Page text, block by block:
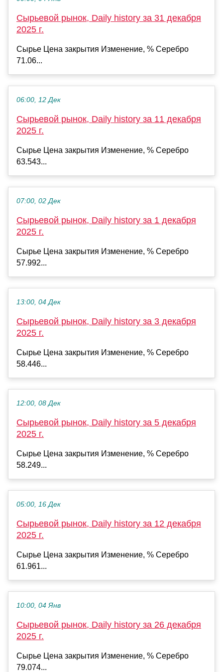
Сырьевой рынок, Daily history за 31 декабря
2025 г.
Сырье Цена закрытия Изменение, % Серебро
71.06...
06:00, 12 Дек
Сырьевой рынок, Daily history за 11 декабря
2025 г.
Сырье Цена закрытия Изменение, % Серебро
63.543...
07:00, 02 Дек
Сырьевой рынок, Daily history за 1 декабря
2025 г.
Сырье Цена закрытия Изменение, % Серебро
57.992...
13:00, 04 Дек
Сырьевой рынок, Daily history за 3 декабря
2025 г.
Сырье Цена закрытия Изменение, % Серебро
58.446...
12:00, 08 Дек
Сырьевой рынок, Daily history за 5 декабря
2025 г.
Сырье Цена закрытия Изменение, % Серебро
58.249...
05:00, 16 Дек
Сырьевой рынок, Daily history за 12 декабря
2025 г.
Сырье Цена закрытия Изменение, % Серебро
61.961...
10:00, 04 Янв
Сырьевой рынок, Daily history за 26 декабря
2025 г.
Сырье Цена закрытия Изменение, % Серебро
79.074...